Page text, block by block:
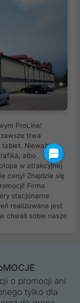
ProLine!
trwa
Nieważne
albo
w atrakcyjnej
ceny! Znajdzie się
Firma
stacjonarne
realizowane jest
chwali sobie nasze
Kalisz, Bytom,
Działamy
o promocji ani
tylko dla